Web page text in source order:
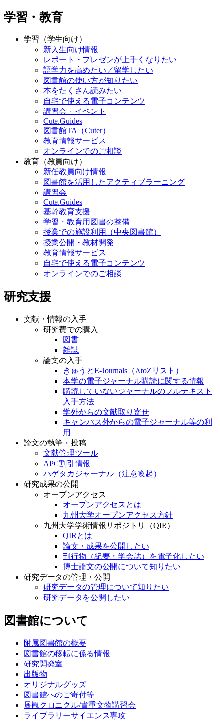
学習・教育
学習（学生向け）
新入生向け情報
レポート・プレゼンが上手くなりたい
語学力を高めたい／留学したい
図書館の使い方が知りたい
本をたくさん読みたい
自宅で使える電子コンテンツ
講習会・イベント
Cute.Guides
図書館TA（Cuter）
教育情報サービス
オンラインでのご相談
教育（教員向け）
新任教員向け情報
図書館を活用したアクティブラーニング
講習会
Cute.Guides
基幹教育支援
学習・教育用図書の整備
授業での施設利用（中央図書館）
授業公開・教材開発
教育情報サービス
自宅で使える電子コンテンツ
オンラインでのご相談
研究支援
文献・情報の入手
研究費での購入
図書
雑誌
論文の入手
きゅうとE-Journals（AtoZリスト）
本学の電子ジャーナル購読に関する情報
購読していないジャーナルのフルテキスト
入手方法
学外からの文献取り寄せ
キャンパス外からの電子ジャーナル等の利
用
論文の執筆・投稿
文献管理ツール
APC割引情報
ハゲタカジャーナル（注意喚起）
研究成果の公開
オープンアクセス
オープンアクセスとは
九州大学オープンアクセス方針
九州大学学術情報リポジトリ（QIR）
QIRとは
論文・成果を公開したい
刊行物（紀要・学会誌）を電子化したい
博士論文の公開について知りたい
研究データの管理・公開
研究データの管理について知りたい
研究データを公開したい
図書館について
附属図書館の概要
図書館の移転に係る情報
研究開発室
出版物
オリジナルグッズ
図書館へのご寄付等
展観クロニクル/貴重文物講習会
ライブラリーサイエンス専攻